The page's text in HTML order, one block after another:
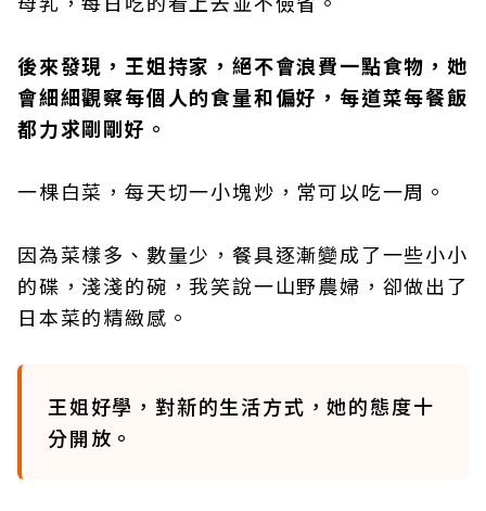
後來發現，王姐持家，絕不會浪費一點食物，她
會細細觀察每個人的食量和偏好，每道菜每餐飯
都力求剛剛好。
一棵白菜，每天切一小塊炒，常可以吃一周。
因為菜樣多、數量少，餐具逐漸變成了一些小小
的碟，淺淺的碗，我笑說一山野農婦，卻做出了
日本菜的精緻感。
王姐好學，對新的生活方式，她的態度十
分開放。